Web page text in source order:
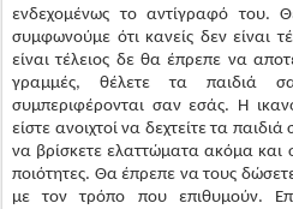
είστε ανοιχτοί να δεχτείτε τα
να βρίσκετε ελαττώματα ακόμα και
ποιότητες. Θα έπρεπε να τους
με τον τρόπο που επιθυμούν.
μεγαλώσουν και να ωριμάσουν
δαπανούμε τις προσπάθειές μας για
ανοιχτοσύνη και ικανοποίηση. Η
συμβάντα του νου μας κατά τη
σκοτούρες μας δεν είναι